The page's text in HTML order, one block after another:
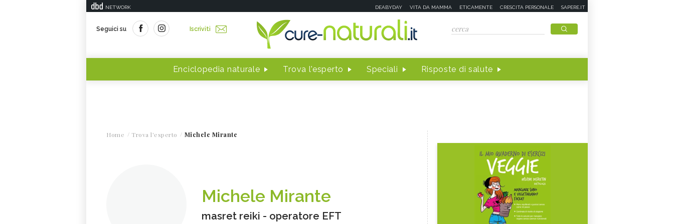
NETWORK DEABYDAY VITA DA MAMMA ETICAMENTE CRESCITA PERSONALE SAPERE.IT
Seguici su Iscriviti
Enciclopedia naturale Trova l'esperto Speciali Risposte di salute
Home Trova l'esperto Michele Mirante
Michele Mirante
masret reiki - operatore EFT